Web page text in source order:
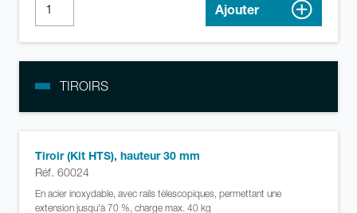
Ajouter
TIROIRS
Tiroir (Kit HTS), hauteur 30 mm
Réf. 60024
En acier inoxydable, avec rails télescopiques, permettant une
extension jusqu'à 70 %, charge max. 40 kg